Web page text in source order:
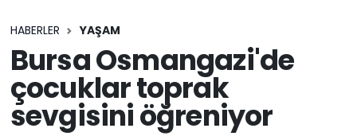
HABERLER YAŞAM
Bursa Osmangazi'de
çocuklar toprak
sevgisini öğreniyor
Son Dakika Haberleri
Haber Arşivi